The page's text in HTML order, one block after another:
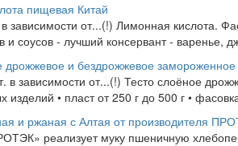
пищевая Китай
зависимости от...(!) Лимонная кислота.
и соусов - лучший консервант - варенье,
дрожжевое и бездрожжевое замороженное
в зависимости от...(!) Тесто слоёное
изделий • пласт от 250 г до 500 г •
и ржаная с Алтая от производителя
реализует муку пшеничную